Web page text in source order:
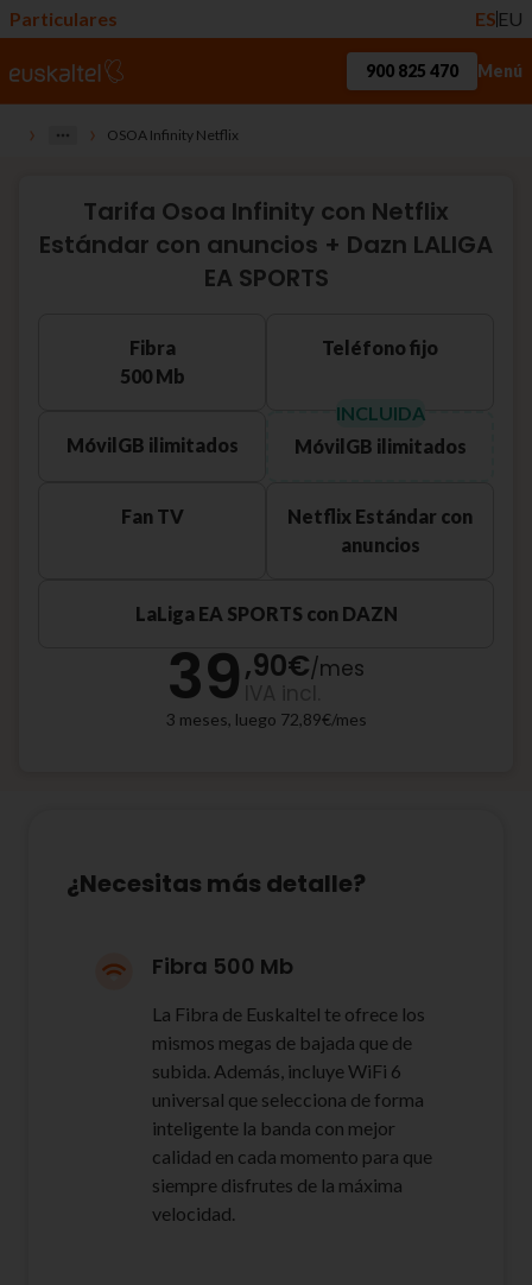
Particulares ES EU
900 825 470 Menú
› › OSOA Infinity Netflix
Tarifa Osoa Infinity con Netflix
Estándar con anuncios + Dazn LALIGA
EA SPORTS
Fibra
500 Mb
Teléfono fijo
MóvilGB ilimitados
INCLUIDA
MóvilGB ilimitados
Fan TV
Netflix Estándar con
anuncios
LaLiga EA SPORTS con DAZN
39,90€/mes
3 meses, luego 72,89€/mes
¿Necesitas más detalle?
Fibra 500 Mb
La Fibra de Euskaltel te ofrece los
mismos megas de bajada que de
subida. Además, incluye WiFi 6
universal que selecciona de forma
inteligente la banda con mejor
calidad en cada momento para que
siempre disfrutes de la máxima
velocidad.